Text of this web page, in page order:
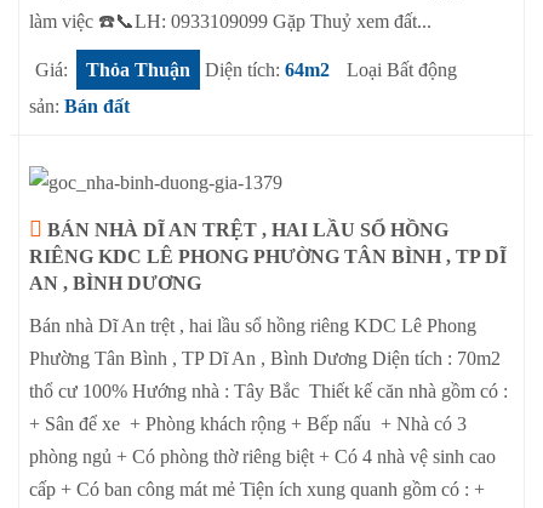
làm việc ☎️📞LH: 0933109099 Gặp Thuỷ xem đất...
Giá: Thỏa Thuận Diện tích: 64m2
Loại Bất động
sản: Bán đất
BÁN NHÀ DĨ AN TRỆT , HAI LẦU SỔ HỒNG
RIÊNG KDC LÊ PHONG PHƯỜNG TÂN BÌNH , TP DĨ
AN , BÌNH DƯƠNG
Bán nhà Dĩ An trệt , hai lầu sổ hồng riêng KDC Lê Phong
Phường Tân Bình , TP Dĩ An , Bình Dương Diện tích : 70m2
thổ cư 100% Hướng nhà : Tây Bắc Thiết kế căn nhà gồm có :
+ Sân để xe + Phòng khách rộng + Bếp nấu + Nhà có 3
phòng ngủ + Có phòng thờ riêng biệt + Có 4 nhà vệ sinh cao
cấp + Có ban công mát mẻ Tiện ích xung quanh gồm có : +